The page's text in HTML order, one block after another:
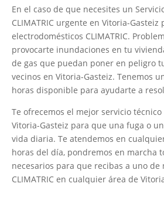
En el caso de que necesites un
CLIMATRIC urgente en Vitoria-
electrodomésticos CLIMATRIC.
provocarte inundaciones en tu
de gas que puedan poner en peligro
vecinos en Vitoria-Gasteiz. Tenemos
horas disponible para ayudarte a
Te ofrecemos el mejor servicio
Vitoria-Gasteiz para que una fuga o
vida diaria. Te atendemos en
horas del día, pondremos en marcha
necesarios para que recibas a uno de
CLIMATRIC en cualquier área de